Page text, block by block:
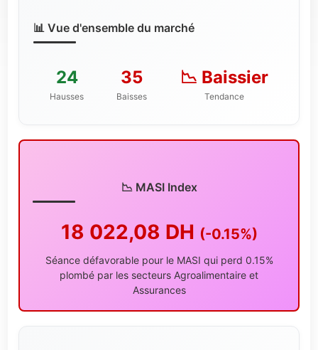
📊 Vue d'ensemble du marché
24
Hausses
35
Baisses
📉 Baissier
Tendance
📉 MASI Index
18 022,08 DH (-0.15%)
Séance défavorable pour le MASI qui perd 0.15%
plombé par les secteurs Agroalimentaire et
Assurances